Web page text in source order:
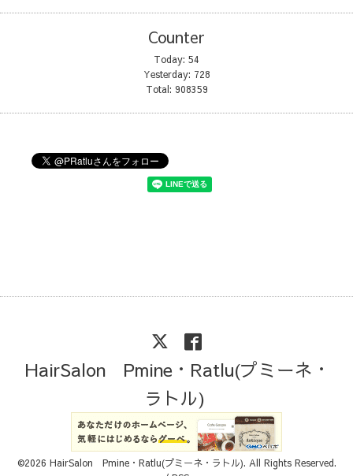
Counter
Today: 54
Yesterday: 728
Total: 908359
HairSalon Pmine・Ratlu(プミーネ・
ラトル)
©2026 HairSalon Pmine・Ratlu(プミーネ・ラトル). All Rights Reserved.